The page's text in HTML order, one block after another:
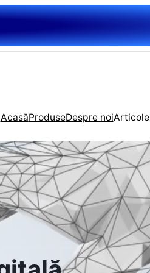
AcasăProduseDespre noiArticole